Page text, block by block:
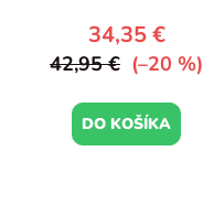
34,35 €
42,95 € (–20 %)
DO KOŠÍKA